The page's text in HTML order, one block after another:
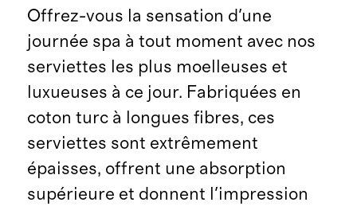
Offrez-vous la sensation d'une
journée spa à tout moment avec nos
serviettes les plus moelleuses et
luxueuses à ce jour. Fabriquées en
coton turc à longues fibres, ces
serviettes sont extrêmement
épaisses, offrent une absorption
supérieure et donnent l'impression